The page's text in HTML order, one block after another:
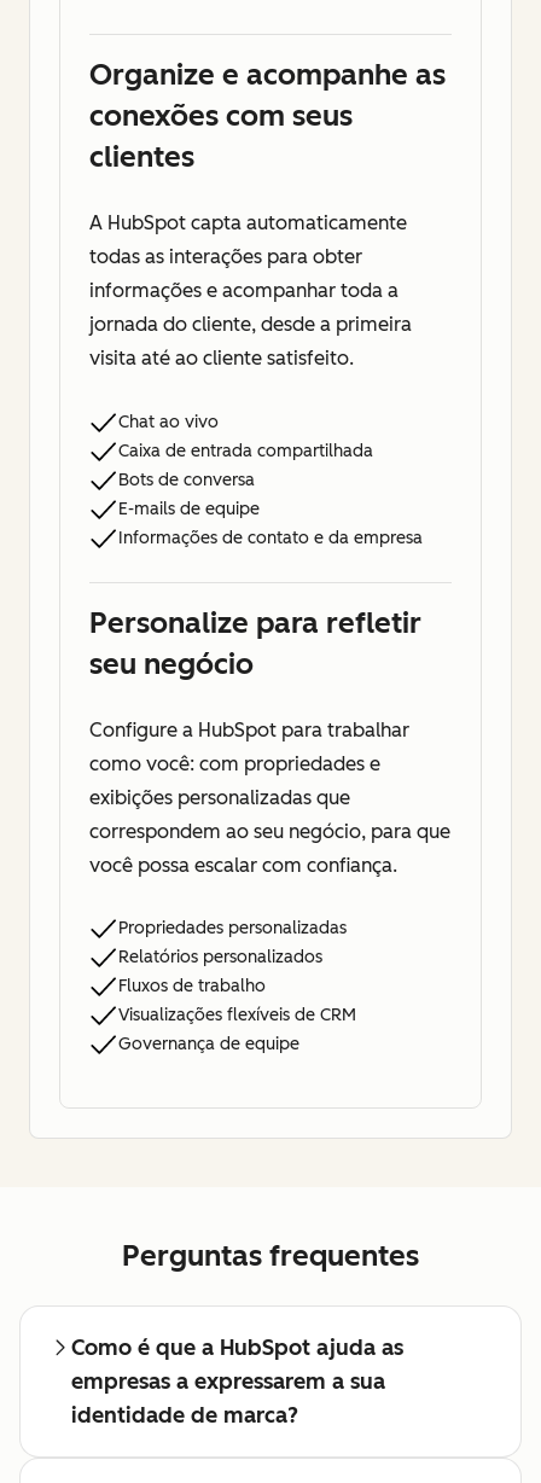
Organize e acompanhe as
conexões com seus
clientes
A HubSpot capta automaticamente
todas as interações para obter
informações e acompanhar toda a
jornada do cliente, desde a primeira
visita até ao cliente satisfeito.
Chat ao vivo
Caixa de entrada compartilhada
Bots de conversa
E-mails de equipe
Informações de contato e da empresa
Personalize para refletir
seu negócio
Configure a HubSpot para trabalhar
como você: com propriedades e
exibições personalizadas que
correspondem ao seu negócio, para que
você possa escalar com confiança.
Propriedades personalizadas
Relatórios personalizados
Fluxos de trabalho
Visualizações flexíveis de CRM
Governança de equipe
Perguntas frequentes
Como é que a HubSpot ajuda as
empresas a expressarem a sua
identidade de marca?